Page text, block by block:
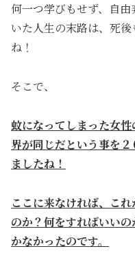
何一つ学びもせず、自
いた人生の末路は、死
ね！
そこで、
蚊になってしまった女
界が同じだという事を
ましたね！
ここに来なければ、こ
のか？何をすればいい
かなかったのです。